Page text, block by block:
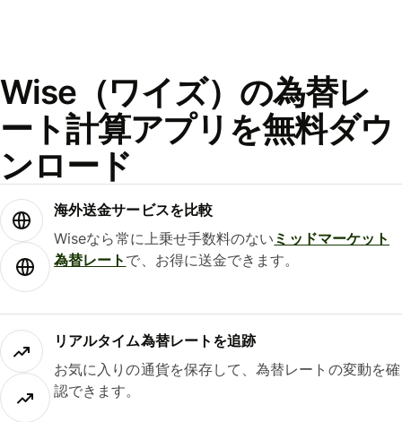
Wise（ワイズ）の為替レ
ート計算アプリを無料ダウ
ンロード
海外送金サービスを比較
Wiseなら常に上乗せ手数料のない ミッドマーケット
為替レート で、お得に送金できます。
リアルタイム為替レートを追跡
お気に入りの通貨を保存して、為替レートの変動を確
認できます。